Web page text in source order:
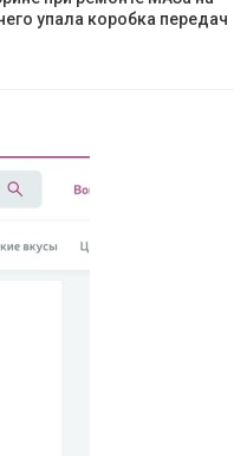
упала коробка передач